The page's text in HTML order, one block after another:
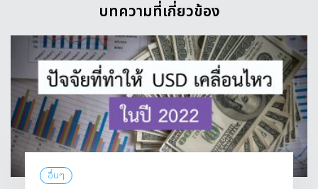
บทความที่เกี่ยวข้อง
อื่นๆ